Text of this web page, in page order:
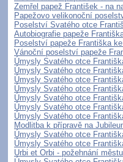
Zemřel papež František - na
Papežovo velikonoční
Poselství Svatého otce
Autobiografie papeže
Poselství papeže Františka
Vánoční poselství papeže
Úmysly Svatého otce
Úmysly Svatého otce
Úmysly Svatého otce
Úmysly Svatého otce
Úmysly Svatého otce
Úmysly Svatého otce
Úmysly Svatého otce
Modlitba k přípravě na
Úmysly Svatého otce
Úmysly Svatého otce
Urbi et Orbi - požehnání